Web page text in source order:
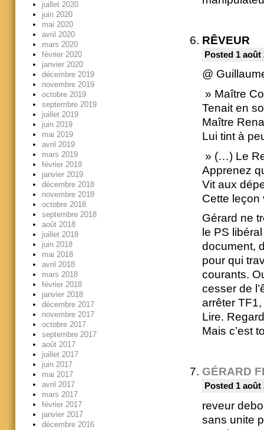
RÊVEUR
Posted 1
@
» Maître
Tenait en
Maître
Lui tint à
» (…) Le
Apprenez
Vit aux
Cette
Gérard ne
le PS
document,
pour qui
courants.
cesser de
arrêter
Lire.
Mais c’est
GÉRARD
Posted 1
reveur
sans unite
juillet 2020
juin 2020
mai 2020
avril 2020
mars 2020
février 2020
janvier 2020
décembre 2019
novembre 2019
octobre 2019
septembre 2019
juillet 2019
juin 2019
mai 2019
avril 2019
mars 2019
février 2019
janvier 2019
décembre 2018
novembre 2018
octobre 2018
septembre 2018
août 2018
juillet 2018
juin 2018
mai 2018
avril 2018
mars 2018
février 2018
janvier 2018
décembre 2017
novembre 2017
octobre 2017
septembre 2017
août 2017
juillet 2017
juin 2017
mai 2017
avril 2017
mars 2017
février 2017
janvier 2017
décembre 2016